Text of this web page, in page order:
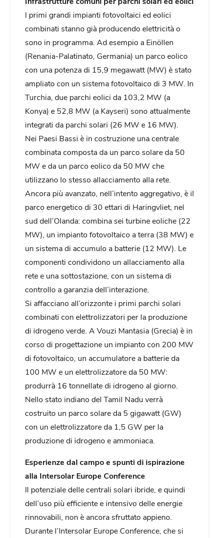
I primi grandi impianti fotovoltaici ed eolici
combinati stanno già producendo elettricità o
sono in programma. Ad esempio a Einöllen
(Renania-Palatinato, Germania) un parco eolico
con una potenza di 15,9 megawatt (MW) è stato
ampliato con un sistema fotovoltaico di 3 MW. In
Turchia, due parchi eolici da 103,2 MW (a
Konya) e 52,8 MW (a Kayseri) sono attualmente
integrati da parchi solari (26 MW e 16 MW).
Nei Paesi Bassi è in costruzione una centrale
combinata composta da un parco solare da 50
MW e da un parco eolico da 50 MW che
utilizzano lo stesso allacciamento alla rete.
Ancora più avanzato, nell’intento aggregativo, è il
parco energetico di 30 ettari di Haringvliet, nel
sud dell’Olanda: combina sei turbine eoliche (22
MW), un impianto fotovoltaico a terra (38 MW) e
un sistema di accumulo a batterie (12 MW). Le
componenti condividono un allacciamento alla
rete e una sottostazione, con un sistema di
controllo a garanzia dell’interazione.
Si affacciano all’orizzonte i primi parchi solari
combinati con elettrolizzatori per la produzione
di idrogeno verde. A Vouzi Mantasia (Grecia) è in
corso di progettazione un impianto con 200 MW
di fotovoltaico, un accumulatore a batterie da
100 MW e un elettrolizzatore da 50 MW:
produrrà 16 tonnellate di idrogeno al giorno.
Nello stato indiano del Tamil Nadu verrà
costruito un parco solare da 5 gigawatt (GW)
con un elettrolizzatore da 1,5 GW per la
produzione di idrogeno e ammoniaca.
Esperienze dal campo e spunti di ispirazione
alla Intersolar Europe Conference
Il potenziale delle centrali solari ibride, e quindi
dell’uso più efficiente e intensivo delle energie
rinnovabili, non è ancora sfruttato appieno.
Durante l’Intersolar Europe Conference, che si